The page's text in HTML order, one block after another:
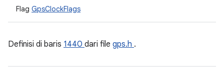
Flag GpsClockFlags
Definisi di baris 1440 dari file gps.h .